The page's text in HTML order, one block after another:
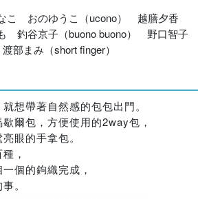
こ おのゆうこ（ucono） 越膳夕香
釣谷京子（buono buono） 野口智子
部まみ（short finger）
想帶著自然感的包包出門。
爾包，方便使用的2way包，
眼的手拿包。
，
個的鉤織完成，
。